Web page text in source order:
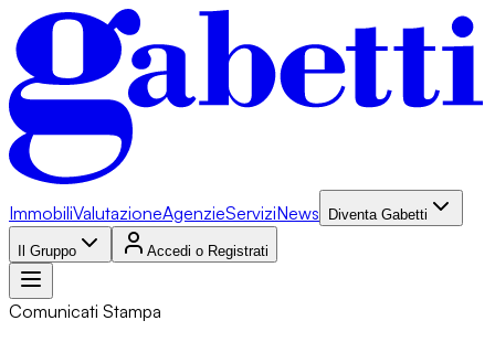
ImmobiliValutazioneAgenzieServiziNews Diventa Gabetti
Il Gruppo Accedi o Registrati
Comunicati Stampa